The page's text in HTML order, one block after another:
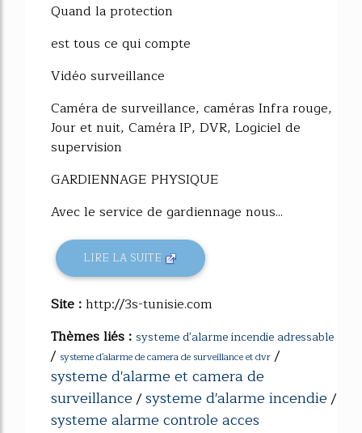
Quand la protection
est tous ce qui compte
Vidéo surveillance
Caméra de surveillance, caméras Infra rouge,
Jour et nuit, Caméra IP, DVR, Logiciel de
supervision
GARDIENNAGE PHYSIQUE
Avec le service de gardiennage nous...
LIRE LA SUITE
Site :http://3s-tunisie.com
Thèmes liés : systeme d'alarme incendie adressable
/ systeme d'alarme de camera de surveillance et dvr /
systeme d'alarme et camera de
surveillance/systeme d'alarme incendie/
systeme alarme controle acces